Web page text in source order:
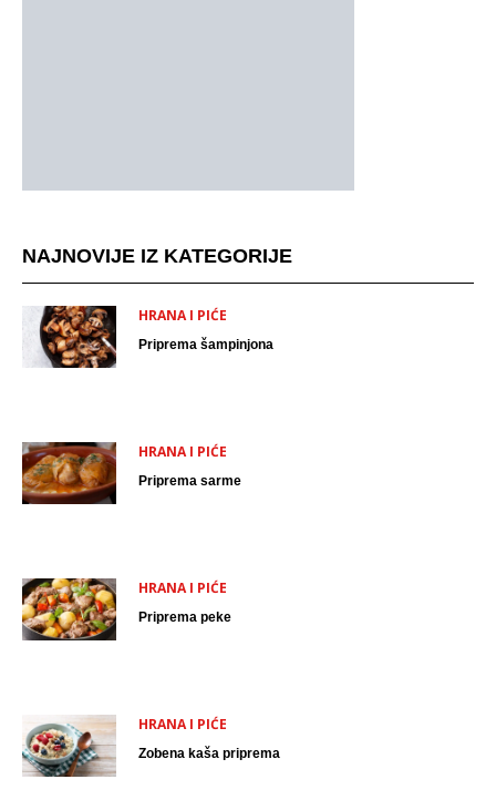
NAJNOVIJE IZ KATEGORIJE
HRANA I PIĆE
Priprema šampinjona
HRANA I PIĆE
Priprema sarme
HRANA I PIĆE
Priprema peke
HRANA I PIĆE
Zobena kaša priprema